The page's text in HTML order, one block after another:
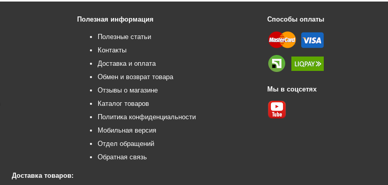
Полезная информация
Полезные статьи
Контакты
Доставка и оплата
Обмен и возврат товара
Отзывы о магазине
Каталог товаров
Политика конфиденциальности
Мобильная версия
Отдел обращений
Обратная связь
Способы оплаты
Мы в соцсетях
Доставка товаров: